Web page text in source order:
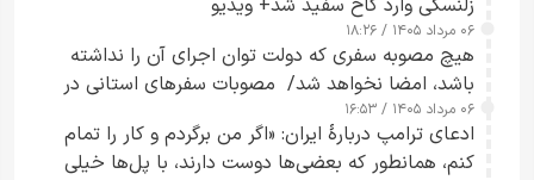
زلنسکی وارد کاخ سفید شد+ ویدیو
۰۶ مرداد ۱۴۰۵ / ۱۸:۲۶
هیچ مصوبه سفری که دولت توان اجرای آن را نداشته
باشد، امضا نخواهد شد/ مصوبات سفرهای استانی در
چارچوب قانون بودجه است+ عکس
۰۶ مرداد ۱۴۰۵ / ۱۶:۵۳
ادعای ترامپ دربارهٔ ایران: «اگر من برگردم و کار را تمام
کنم، همانطور که بعضی‌ها دوست دارند، با پل‌ها خیلی